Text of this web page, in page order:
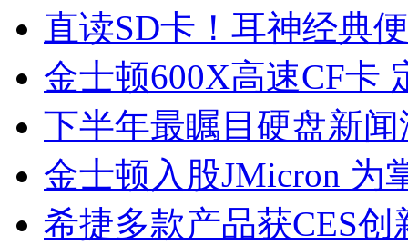
直读SD卡！耳神经典
金士顿600X高速CF卡
下半年最瞩目硬盘新
金士顿入股JMicron 为
希捷多款产品获CES创